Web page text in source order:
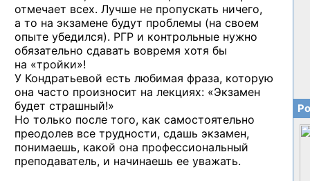
отмечает всех. Лучше не пропускать ничего,
а то на экзамене будут проблемы (на своем
опыте убедился). РГР и контрольные нужно
обязательно сдавать вовремя хотя бы
на «тройки»!
У Кондратьевой есть любимая фраза, которую
она часто произносит на лекциях: «Экзамен
будет страшный!»
Но только после того, как самостоятельно
преодолев все трудности, сдашь экзамен,
понимаешь, какой она профессиональный
преподаватель, и начинаешь ее уважать.